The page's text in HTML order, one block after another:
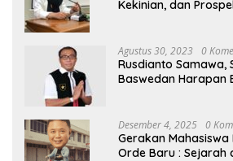
Kekinian, dan
Agustus 30, 2023 0
Rusdianto Samawa,
Baswedan Harapan
Desember 4, 2025 0
Gerakan Mahasiswa
Orde Baru : Sejarah